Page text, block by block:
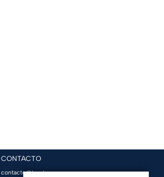
CONTACTO
contacto@tvazteca.com